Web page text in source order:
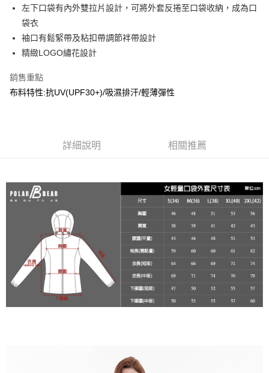
台灣樂天信用卡公司
相關說明
【關於「AFTEE先享後付」】
AFTEE先享後付是「在收到商品之後才付款」的支付方式。 讓您購物簡單
便利好安心！
１．簡單：不需註冊會員、不需綁卡、不需儲值。
３．安心：先確認商品／服務後，再付款。
【「AFTEE先享後付」結帳流程】
３．收到繳費通知簡訊後14天內，點擊此簡訊中的連結，可透過四大超商／
ATM／網路銀行／等多元方式進行付款，方視為交易完成。
後付繳納相關費用。
※ 交易是否成功請以「AFTEE先享後付 」之結帳頁面顯示為準，若有關於
是否繳費成功／繳費後需取消欲退款等相關疑問，請聯繫「AFTEE先享後付
客戶支援中心」https://netprotections.freshdesk.com/support/home
【注意事項】
１．透過由恩沛科技股份有限公司提供之「AFTEE先享後付」服務完成之交
易，需依本服務之必要範圍內提供個人資料，並將交易相關給付款項請求債
權轉讓予恩沛科技股份有限公司。
２．關於個人資料處理事宜，請瀏覽以下網址：
https://aftee.tw/terms/#terms3
３．未成年的使用者請事先徵得法定代理人或監護人之同意方可使用
５．嚴禁一人註冊多個帳號或使用他人資訊註冊。若發現惡意使用之情形，
運送方式
全家取貨付款
每筆NT$60，滿NT$2,000(含以上)免運費
7-11取貨付款
每筆NT$100，滿NT$3,000(含以上)免運費
左下口袋有內外雙拉片設計，可將外套反捲至口袋收納，成為口
袋衣
袖口有鬆緊帶及粘扣帶調節袢帶設計
精緻LOGO繡花設計
銷售重點
布料特性:抗UV(UPF30+)/吸濕排汗/輕薄彈性
詳細說明 相關推薦